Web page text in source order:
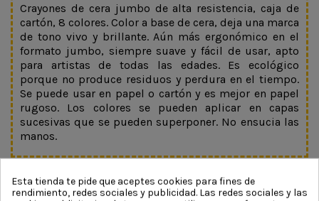
Crayones de cera jumbo de alta resistencia, caja de
cartón, 8 colores. Color a base de cera, deja una marca
de tono vivo y brillante. Aún más ergonómico en el
formato jumbo, siempre suave y fácil de usar, apto
para artistas de todas las edades. Es ecológico
porque no produce residuos y perdura en el tiempo.
Se puede usar en papel o cartón y es mejor en papel
rugoso. Los colores se pueden aplicar en capas
sucesivas que se pueden superponer. No ensucia las
manos.
DETALLES DEL PRODUCTO
Esta tienda te pide que aceptes cookies para fines de
rendimiento, redes sociales y publicidad. Las redes sociales y las